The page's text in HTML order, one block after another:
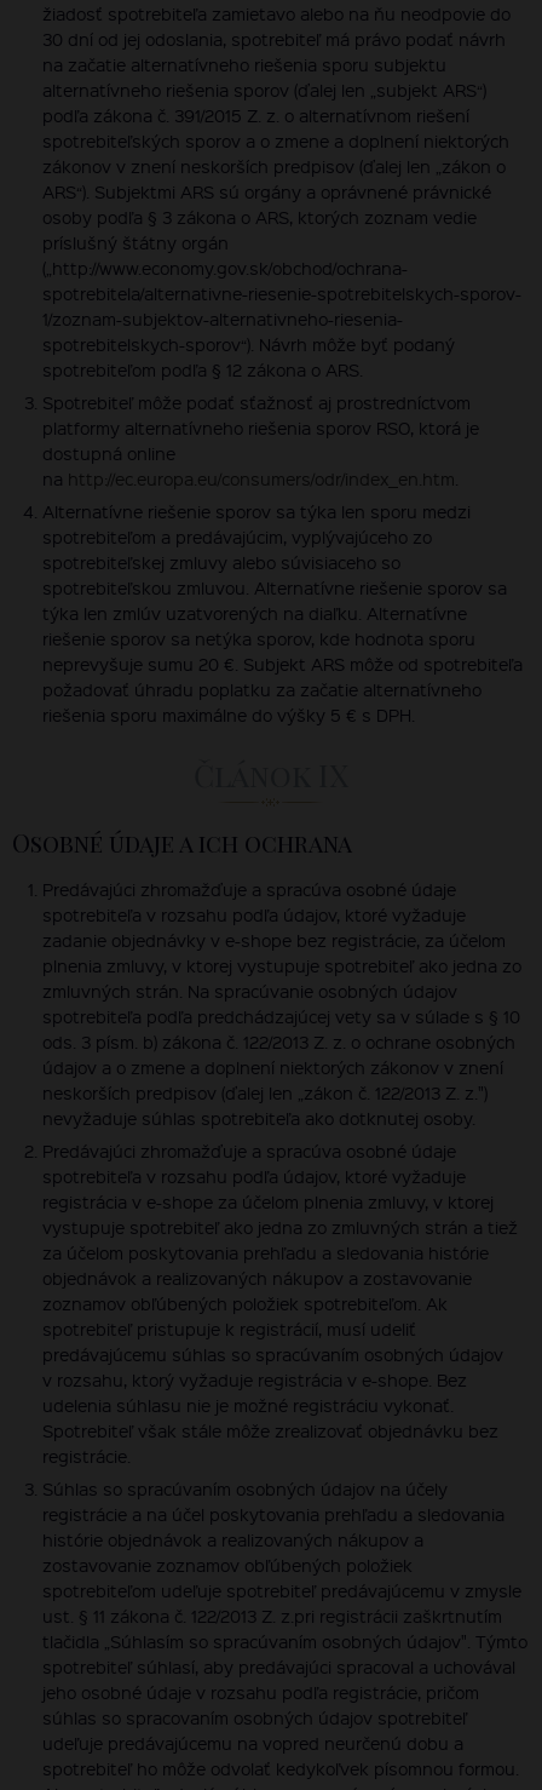
žiadosť spotrebiteľa zamietavo alebo na ňu neodpovie do
30 dní od jej odoslania, spotrebiteľ má právo podať návrh
na začatie alternatívneho riešenia sporu subjektu
alternatívneho riešenia sporov (ďalej len „subjekt ARS“)
podľa zákona č. 391/2015 Z. z. o alternatívnom riešení
spotrebiteľských sporov a o zmene a doplnení niektorých
zákonov v znení neskorších predpisov (ďalej len „zákon o
ARS“). Subjektmi ARS sú orgány a oprávnené právnické
osoby podľa § 3 zákona o ARS, ktorých zoznam vedie
príslušný štátny orgán
(„http://www.economy.gov.sk/obchod/ochrana-
spotrebitela/alternativne-riesenie-spotrebitelskych-sporov-
1/zoznam-subjektov-alternativneho-riesenia-
spotrebitelskych-sporov“). Návrh môže byť podaný
spotrebiteľom podľa § 12 zákona o ARS.
Spotrebiteľ môže podať sťažnosť aj prostredníctvom
platformy alternatívneho riešenia sporov RSO, ktorá je
dostupná online
na http://ec.europa.eu/consumers/odr/index_en.htm
Alternatívne riešenie sporov sa týka len sporu medzi
spotrebiteľom a predávajúcim, vyplývajúceho zo
spotrebiteľskej zmluvy alebo súvisiaceho so
spotrebiteľskou zmluvou. Alternatívne riešenie sporov sa
týka len zmlúv uzatvorených na diaľku. Alternatívne
riešenie sporov sa netýka sporov, kde hodnota sporu
neprevyšuje sumu 20 €. Subjekt ARS môže od spotrebiteľa
požadovať úhradu poplatku za začatie alternatívneho
riešenia sporu maximálne do výšky 5 € s DPH.
Osobné údaje a ich ochrana
Predávajúci zhromažďuje a spracúva osobné údaje
spotrebiteľa v rozsahu podľa údajov, ktoré vyžaduje
zadanie objednávky v e-shope bez registrácie, za účelom
plnenia zmluvy, v ktorej vystupuje spotrebiteľ ako jedna zo
zmluvných strán. Na spracúvanie osobných údajov
spotrebiteľa podľa predchádzajúcej vety sa v súlade s § 10
ods. 3 písm. b) zákona č. 122/2013 Z. z. o ochrane osobných
údajov a o zmene a doplnení niektorých zákonov v znení
neskorších predpisov (ďalej len „zákon č. 122/2013 Z. z.")
nevyžaduje súhlas spotrebiteľa ako dotknutej osoby.
Predávajúci zhromažďuje a spracúva osobné údaje
spotrebiteľa v rozsahu podľa údajov, ktoré vyžaduje
registrácia v e-shope za účelom plnenia zmluvy, v ktorej
vystupuje spotrebiteľ ako jedna zo zmluvných strán a tiež
za účelom poskytovania prehľadu a sledovania histórie
objednávok a realizovaných nákupov a zostavovanie
zoznamov obľúbených položiek spotrebiteľom. Ak
spotrebiteľ pristupuje k registrácií, musí udeliť
predávajúcemu súhlas so spracúvaním osobných údajov
v rozsahu, ktorý vyžaduje registrácia v e-shope. Bez
udelenia súhlasu nie je možné registráciu vykonať.
Spotrebiteľ však stále môže zrealizovať objednávku bez
registrácie.
Súhlas so spracúvaním osobných údajov na účely
registrácie a na účel poskytovania prehľadu a sledovania
histórie objednávok a realizovaných nákupov a
zostavovanie zoznamov obľúbených položiek
spotrebiteľom udeľuje spotrebiteľ predávajúcemu v zmysle
ust. § 11 zákona č. 122/2013 Z. z.pri registrácii zaškrtnutím
tlačidla „Súhlasím so spracúvaním osobných údajov". Týmto
spotrebiteľ súhlasí, aby predávajúci spracoval a uchovával
jeho osobné údaje v rozsahu podľa registrácie, pričom
súhlas so spracovaním osobných údajov spotrebiteľ
udeľuje predávajúcemu na vopred neurčenú dobu a
spotrebiteľ ho môže odvolať kedykoľvek písomnou formou.